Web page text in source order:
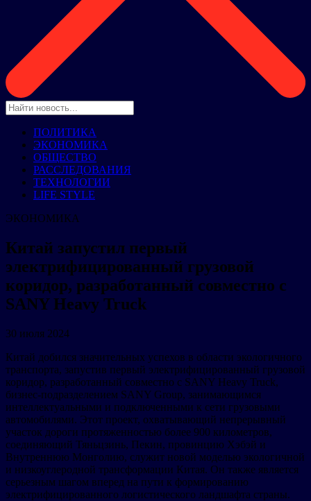
ПОЛИТИКА
ЭКОНОМИКА
ОБЩЕСТВО
РАССЛЕДОВАНИЯ
ТЕХНОЛОГИИ
LIFE STYLE
ЭКОНОМИКА
Китай запустил первый
электрифицированный грузовой
коридор, разработанный совместно с
SANY Heavy Truck
30 июля 2024
Китай добился значительных успехов в области экологичного
транспорта, запустив первый электрифицированный грузовой
коридор, разработанный совместно с SANY Heavy Truck,
бизнес-подразделением SANY Group, занимающимся
интеллектуальными и подключенными к сети грузовыми
автомобилями. Этот проект, охватывающий непрерывный
участок дороги протяженностью более 900 километров,
соединяющий Тяньцзинь, Пекин, провинцию Хэбэй и
Внутреннюю Монголию, служит новой моделью экологичной
и низкоуглеродной трансформации Китая. Он также является
серьезным шагом вперед на пути к формированию
электрифицированного логистического ландшафта страны.